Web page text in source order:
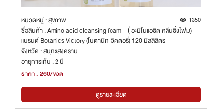
หมวดหมู่ : สุขภาพ 1350
ชื่อสินค้า : Amino acid cleansing foam （อะมิโนแอซิด คลีนซิ่งโฟม)
แบรนด์ Botanics Victory (โบตานิก วิคตอรี่) 120 มิลลิลิตร
จังหวัด : สมุทรสงคราม
อายุการเก็บ : 2 ปี
ราคา : 260/ขวด
ดูรายละเอียด